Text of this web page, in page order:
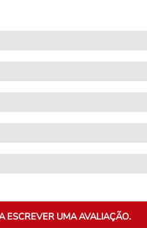
ESCREVER UMA AVALIAÇÃO.